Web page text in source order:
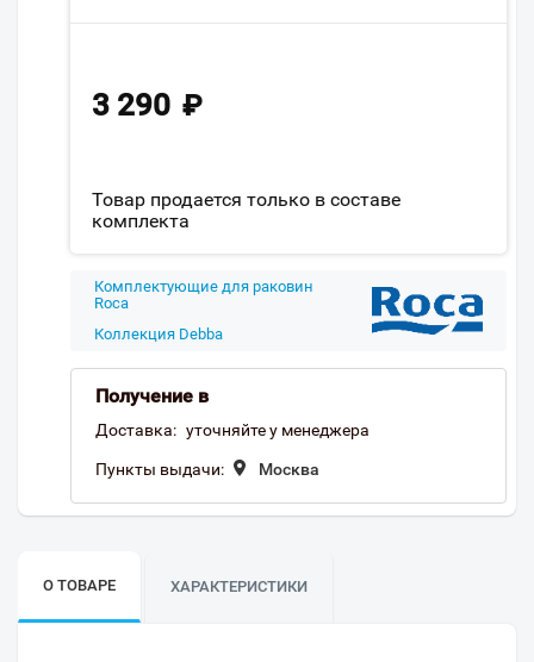
3 290 ₽
Товар продается только в составе
комплекта
Комплектующие для раковин
Roca
Коллекция Debba
Получение в
Доставка: уточняйте у менеджера
Пункты выдачи: Москва
О ТОВАРЕ ХАРАКТЕРИСТИКИ